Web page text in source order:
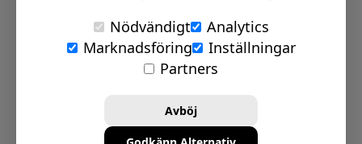
© Signmakerr 2022 - 2026
Integritetspolicy
Ansvarsfullt avslöjandepolicy
Nödvändigt
Analytics
Marknadsföring
Inställningar
Partners
Avböj